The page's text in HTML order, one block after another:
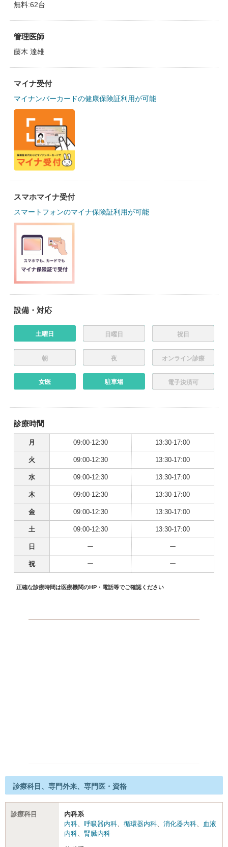
無料:62台
管理医師
藤木 達雄
マイナ受付
マイナンバーカードの健康保険証利用が可能
スマホマイナ受付
スマートフォンのマイナ保険証利用が可能
設備・対応
土曜日 日曜日 祝日
朝 夜 オンライン診療
女医 駐車場 電子決済可
診療時間
月 09:00-12:30 13:30-17:00
火 09:00-12:30 13:30-17:00
水 09:00-12:30 13:30-17:00
木 09:00-12:30 13:30-17:00
金 09:00-12:30 13:30-17:00
土 09:00-12:30 13:30-17:00
日 ー ー
祝 ー ー
正確な診療時間は医療機関のHP・電話等でご確認ください
診療科目、専門外来、専門医・資格
診療科目
内科系
内科
呼吸器内科 循環器内科 消化器内科
血液
内科
腎臓内科